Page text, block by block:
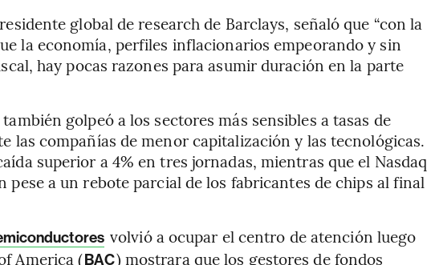
global de research de Barclays, señaló que “con la
la economía, perfiles inflacionarios empeorando y sin
hay pocas razones para asumir duración en la parte
golpeó a los sectores más sensibles a tasas de
las compañías de menor capitalización y las tecnológicas.
superior a 4% en tres jornadas, mientras que el Nasdaq
pese a un rebote parcial de los fabricantes de chips al final
volvió a ocupar el centro de atención luego
America (BAC) mostrara que los gestores de fondos